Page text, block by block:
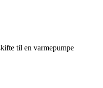
til en varmepumpe